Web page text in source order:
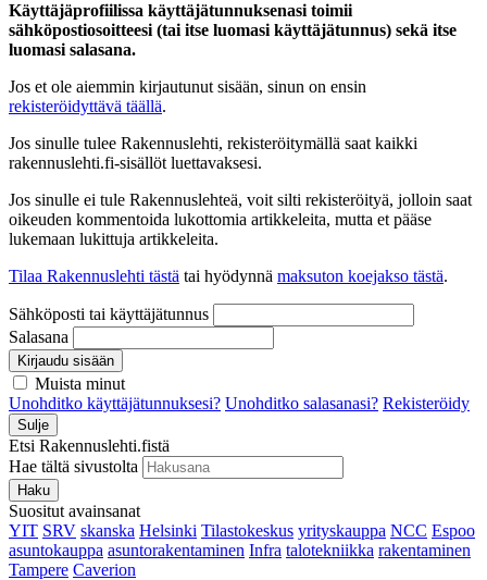
Käyttäjäprofiilissa käyttäjätunnuksenasi toimii
sähköpostiosoitteesi (tai itse luomasi käyttäjätunnus) sekä itse
luomasi salasana.
Jos et ole aiemmin kirjautunut sisään, sinun on ensin
rekisteröidyttävä täällä.
Jos sinulle tulee Rakennuslehti, rekisteröitymällä saat kaikki
rakennuslehti.fi-sisällöt luettavaksesi.
Jos sinulle ei tule Rakennuslehteä, voit silti rekisteröityä, jolloin saat
oikeuden kommentoida lukottomia artikkeleita, mutta et pääse
lukemaan lukittuja artikkeleita.
Tilaa Rakennuslehti tästä tai hyödynnä maksuton koejakso tästä.
Sähköposti tai käyttäjätunnus
Salasana
Kirjaudu sisään
Muista minut
Unohditko käyttäjätunnuksesi? Unohditko salasanasi? Rekisteröidy
Sulje
Etsi Rakennuslehti.fistä
Hae tältä sivustolta
Haku
Suositut avainsanat
YIT SRV skanska Helsinki Tilastokeskus yrityskauppa NCC Espoo
asuntokauppa asuntorakentaminen Infra talotekniikka rakentaminen
Tampere Caverion